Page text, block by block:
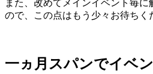
また、改めてメインイベント毎
ので、この点はもう少々お待ちく
一ヵ月スパンでイベ